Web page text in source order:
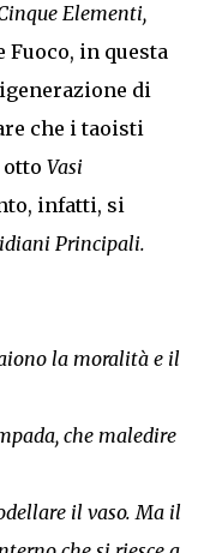
Elementi,
Fuoco, in questa
di
che i taoisti
Vasi
infatti, si
Principali.
la moralità e il
che maledire
il vaso. Ma il